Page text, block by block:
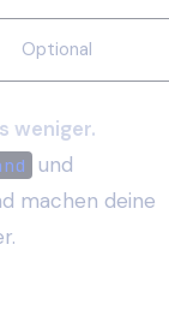
Optional
weniger.
und
machen deine